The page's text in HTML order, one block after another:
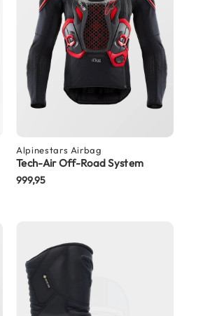
Alpinestars Airbag
Tech-Air Off-Road System
999,95